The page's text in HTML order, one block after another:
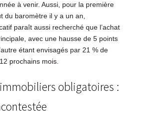
à venir. Aussi, pour la première
du baromètre il y a un an,
paraît aussi recherché que l’achat
avec une hausse de 5 points
étant envisagés par 21 % de
prochains mois.
obligatoires :